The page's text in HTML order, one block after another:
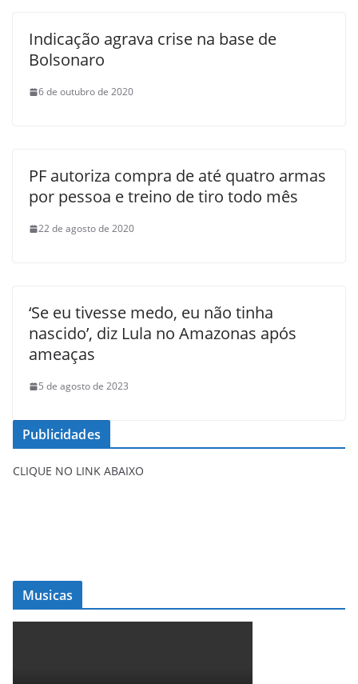
Indicação agrava crise na base de
Bolsonaro
6 de outubro de 2020
PF autoriza compra de até quatro armas
por pessoa e treino de tiro todo mês
22 de agosto de 2020
‘Se eu tivesse medo, eu não tinha
nascido’, diz Lula no Amazonas após
ameaças
5 de agosto de 2023
Publicidades
CLIQUE NO LINK ABAIXO
Musicas